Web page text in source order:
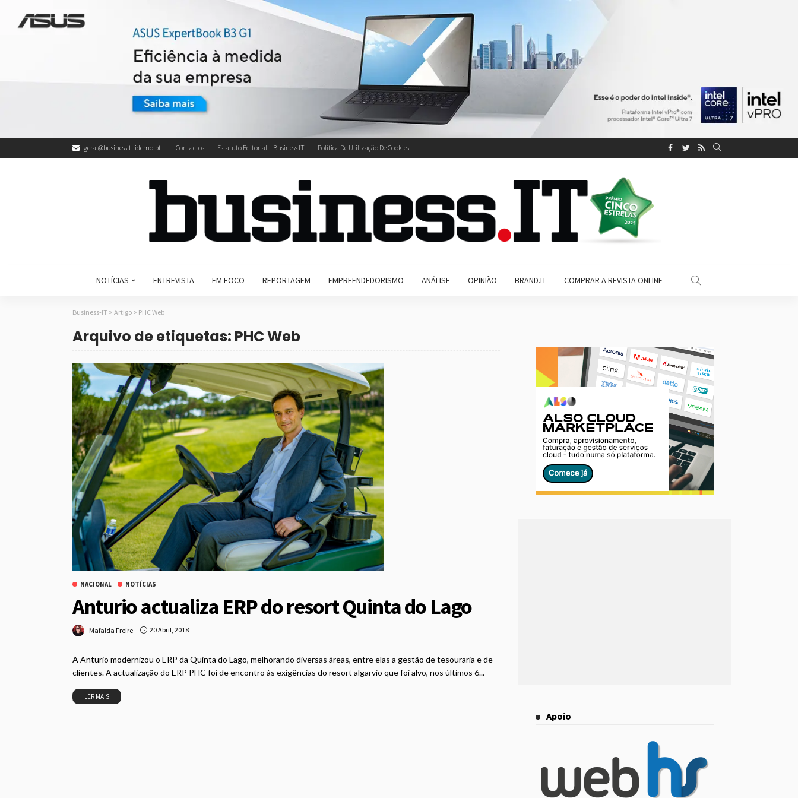
geral@businessit.fidemo.pt Contactos Estatuto Editorial – Business IT Política De Utilização De Cookies
NOTÍCIAS ENTREVISTA EM FOCO REPORTAGEM EMPREENDEDORISMO ANÁLISE OPINIÃO BRAND.IT COMPRAR A REVISTA ONLINE
Business-IT > Artigo > PHC Web
Arquivo de etiquetas: PHC Web
NACIONAL NOTÍCIAS
Anturio actualiza ERP do resort Quinta do Lago
Mafalda Freire 20 Abril, 2018
A Anturio modernizou o ERP da Quinta do Lago, melhorando diversas áreas, entre elas a gestão de tesouraria e de
clientes. A actualização do ERP PHC foi de encontro às exigências do resort algarvio que foi alvo, nos últimos 6...
LER MAIS
Apoio